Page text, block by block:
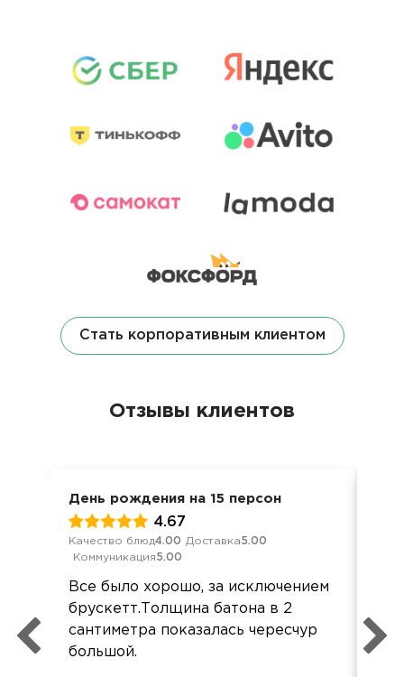
Стать корпоративным клиентом
Отзывы клиентов
День рождения на 15 персон
4.67
Качество блюд4.00 Доставка5.00
Коммуникация5.00
Все было хорошо, за исключением
брускетт.Толщина батона в 2
сантиметра показалась чересчур
большой.